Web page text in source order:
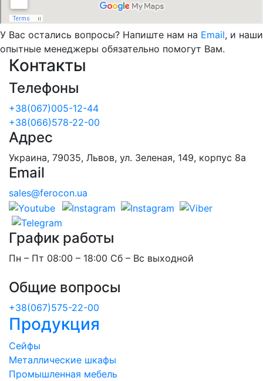
У Вас остались вопросы? Напиште нам на Email, и наши
опытные менеджеры обязательно помогут Вам.
Контакты
Телефоны
+38(067)005-12-44
+38(066)578-22-00
Адрес
Украина, 79035, Львов, ул. Зеленая, 149, корпус 8а
Email
sales@ferocon.ua
График работы
Пн – Пт 08:00 – 18:00 Сб – Вс выходной
Общие вопросы
+38(067)575-22-00
Продукция
Сейфы
Металлические шкафы
Промышленная мебель